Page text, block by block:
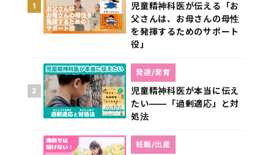
1
児童精神科医が伝える「お
父さんは、お母さんの母性
を発揮するためのサポート
役」
2
児童精神科医が本当に伝え
たい――「過剰適応」と対
処法
発達/発育
妊娠/出産